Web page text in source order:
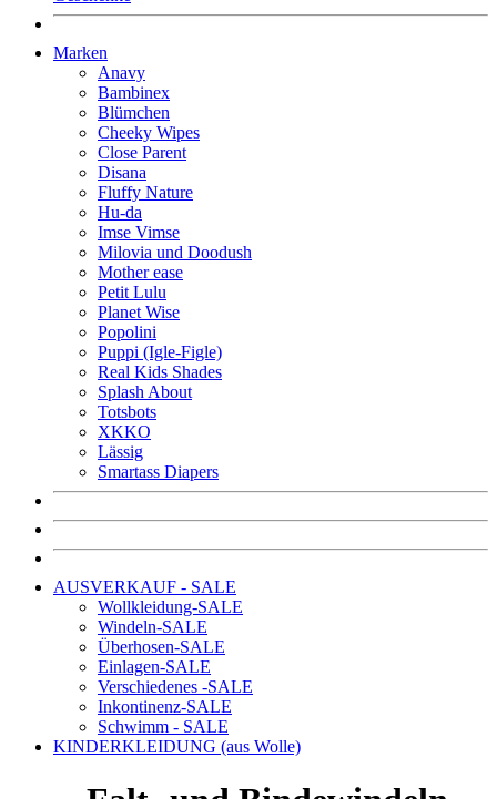
Marken
Anavy
Bambinex
Blümchen
Cheeky Wipes
Close Parent
Disana
Fluffy Nature
Hu-da
Imse Vimse
Milovia und Doodush
Mother ease
Petit Lulu
Planet Wise
Popolini
Puppi (Igle-Figle)
Real Kids Shades
Splash About
Totsbots
XKKO
Lässig
Smartass Diapers
AUSVERKAUF - SALE
Wollkleidung-SALE
Windeln-SALE
Überhosen-SALE
Einlagen-SALE
Verschiedenes -SALE
Inkontinenz-SALE
Schwimm - SALE
KINDERKLEIDUNG (aus Wolle)